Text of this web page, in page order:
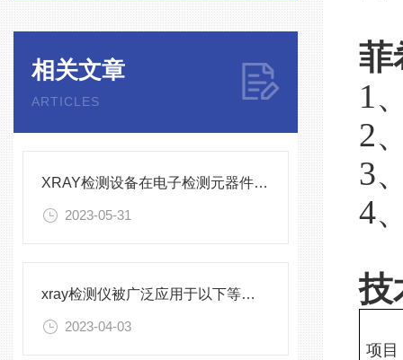
相关文章
ARTICLES
XRAY检测设备在电子检测元器件中的应用
2023-05-31
xray检测仪被广泛应用于以下等领域
2023-04-03
菲
1
2
3
4
技
项目